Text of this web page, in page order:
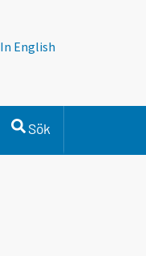
In English
Sök